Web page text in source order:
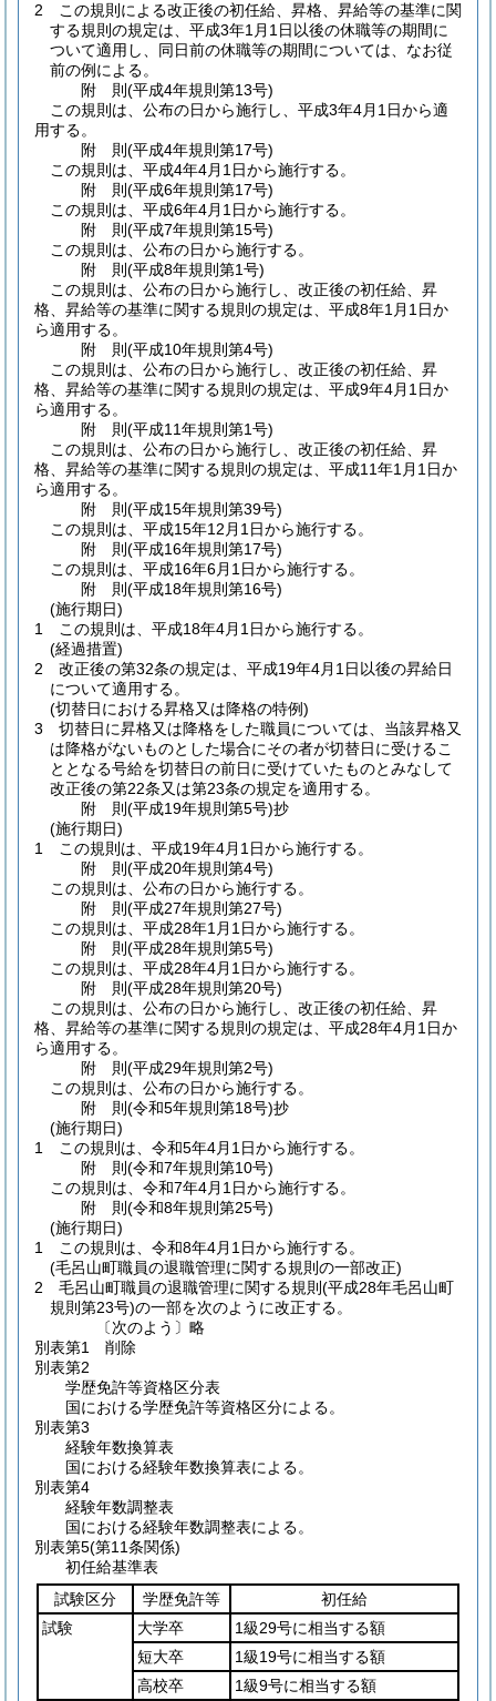
2
この規則による改正後の初任給、昇格、昇給等の基準に関
する規則の規定は、平成3年1月1日以後の休職等の期間に
ついて適用し、同日前の休職等の期間については、なお従
前の例による。
附 則(平成4年規則第13号)
この規則は、公布の日から施行し、平成3年4月1日から適
用する。
附 則(平成4年規則第17号)
この規則は、平成4年4月1日から施行する。
附 則(平成6年規則第17号)
この規則は、平成6年4月1日から施行する。
附 則(平成7年規則第15号)
この規則は、公布の日から施行する。
附 則(平成8年規則第1号)
この規則は、公布の日から施行し、改正後の初任給、昇
格、昇給等の基準に関する規則の規定は、平成8年1月1日か
ら適用する。
附 則(平成10年規則第4号)
この規則は、公布の日から施行し、改正後の初任給、昇
格、昇給等の基準に関する規則の規定は、平成9年4月1日か
ら適用する。
附 則(平成11年規則第1号)
この規則は、公布の日から施行し、改正後の初任給、昇
格、昇給等の基準に関する規則の規定は、平成11年1月1日か
ら適用する。
附 則(平成15年規則第39号)
この規則は、平成15年12月1日から施行する。
附 則(平成16年規則第17号)
この規則は、平成16年6月1日から施行する。
附 則(平成18年規則第16号)
(施行期日)
1
この規則は、平成18年4月1日から施行する。
(経過措置)
2
改正後の第32条の規定は、平成19年4月1日以後の昇給日
について適用する。
(切替日における昇格又は降格の特例)
3
切替日に昇格又は降格をした職員については、当該昇格又
は降格がないものとした場合にその者が切替日に受けるこ
ととなる号給を切替日の前日に受けていたものとみなして
改正後の第22条又は第23条の規定を適用する。
附 則(平成19年規則第5号)抄
(施行期日)
1
この規則は、平成19年4月1日から施行する。
附 則(平成20年規則第4号)
この規則は、公布の日から施行する。
附 則(平成27年規則第27号)
この規則は、平成28年1月1日から施行する。
附 則(平成28年規則第5号)
この規則は、平成28年4月1日から施行する。
附 則(平成28年規則第20号)
この規則は、公布の日から施行し、改正後の初任給、昇
格、昇給等の基準に関する規則の規定は、平成28年4月1日か
ら適用する。
附 則(平成29年規則第2号)
この規則は、公布の日から施行する。
附 則(令和5年規則第18号)抄
(施行期日)
1
この規則は、令和5年4月1日から施行する。
附 則(令和7年規則第10号)
この規則は、令和7年4月1日から施行する。
附 則(令和8年規則第25号)
(施行期日)
1
この規則は、令和8年4月1日から施行する。
(毛呂山町職員の退職管理に関する規則の一部改正)
2
毛呂山町職員の退職管理に関する規則 (平成28年毛呂山町
規則第23号)の一部を次のように改正する。
〔次のよう〕略
別表第1
削除
別表第2
学歴免許等資格区分表
国における学歴免許等資格区分による。
別表第3
経験年数換算表
国における経験年数換算表による。
別表第4
経験年数調整表
国における経験年数調整表による。
別表第5(第11条関係)
初任給基準表
試験区分
学歴免許等
初任給
試験
大学卒
1級29号に相当する額
短大卒
1級19号に相当する額
高校卒
1級9号に相当する額